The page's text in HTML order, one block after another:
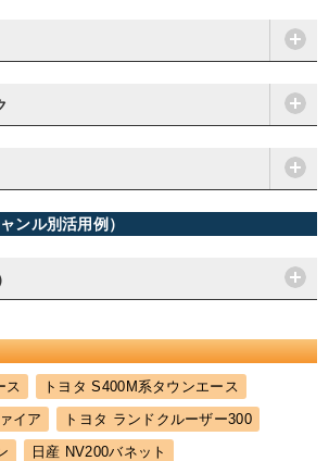
ンル別活用例）
ス
トヨタ S400M系タウンエース
イア
トヨタ ランドクルーザー300
日産 NV200バネット